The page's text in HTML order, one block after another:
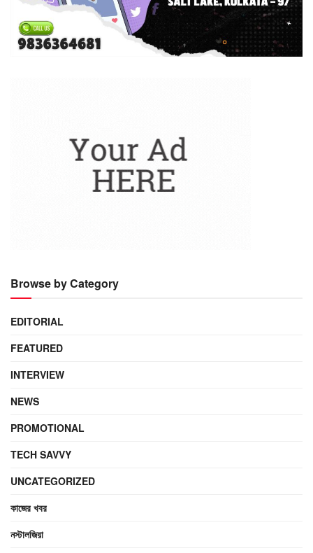
Browse by Category
EDITORIAL
FEATURED
INTERVIEW
NEWS
PROMOTIONAL
TECH SAVVY
UNCATEGORIZED
কাজের খবর
নস্টালজিয়া